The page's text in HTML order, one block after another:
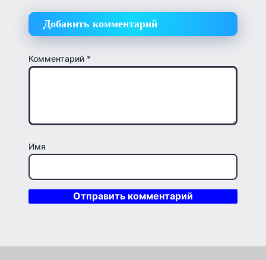
Добавить комментарий
Комментарий *
Имя